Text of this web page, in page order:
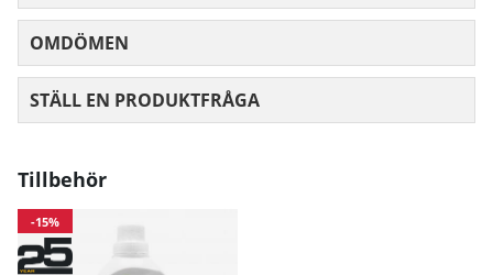
OMDÖMEN
STÄLL EN PRODUKTFRÅGA
Tillbehör
-15%